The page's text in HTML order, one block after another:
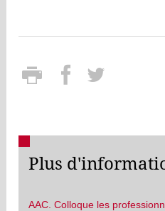
Plus
AAC. Colloque les